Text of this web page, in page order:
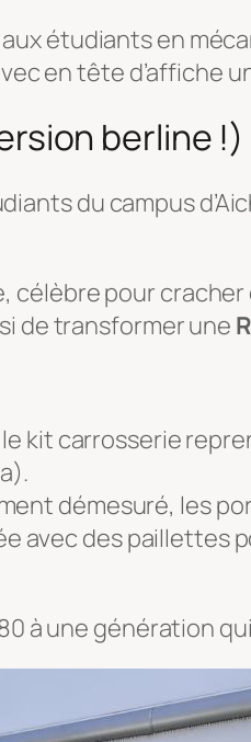
étudiants en
en tête d’affiche
berline !)
du campus
célèbre pour
de transformer une
kit carrosserie
).
démesuré, les
avec des paillettes
à une génération qui